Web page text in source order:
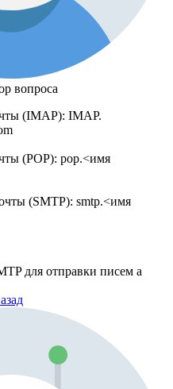
вопроса
(IMAP): IMAP.
(POP): pop.<имя
(SMTP): smtp.<имя
для отправки писем а